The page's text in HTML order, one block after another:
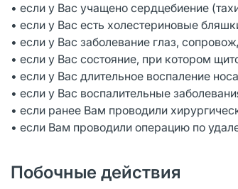
• если у Вас учащено сердцебиение
• если у Вас есть холестериновые
• если у Вас заболевание глаз,
• если у Вас состояние, при котором
• если у Вас длительное воспаление
• если у Вас воспалительные
• если ранее Вам проводили
• если Вам проводили операцию по
Побочные действия